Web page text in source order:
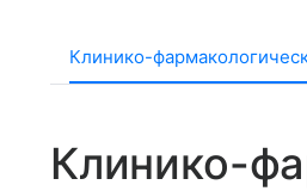
Клинико-
Клинико-